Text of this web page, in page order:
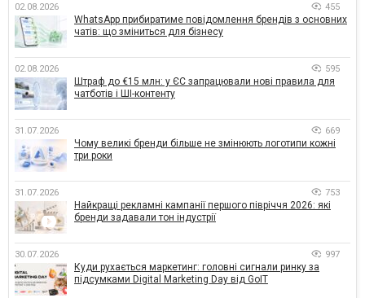
02.08.2026 455
WhatsApp прибиратиме повідомлення брендів з основних
чатів: що зміниться для бізнесу
02.08.2026 595
Штраф до €15 млн: у ЄС запрацювали нові правила для
чатботів і ШІ-контенту
31.07.2026 669
Чому великі бренди більше не змінюють логотипи кожні
три роки
31.07.2026 753
Найкращі рекламні кампанії першого півріччя 2026: які
бренди задавали тон індустрії
30.07.2026 997
Куди рухається маркетинг: головні сигнали ринку за
підсумками Digital Marketing Day від GoIT